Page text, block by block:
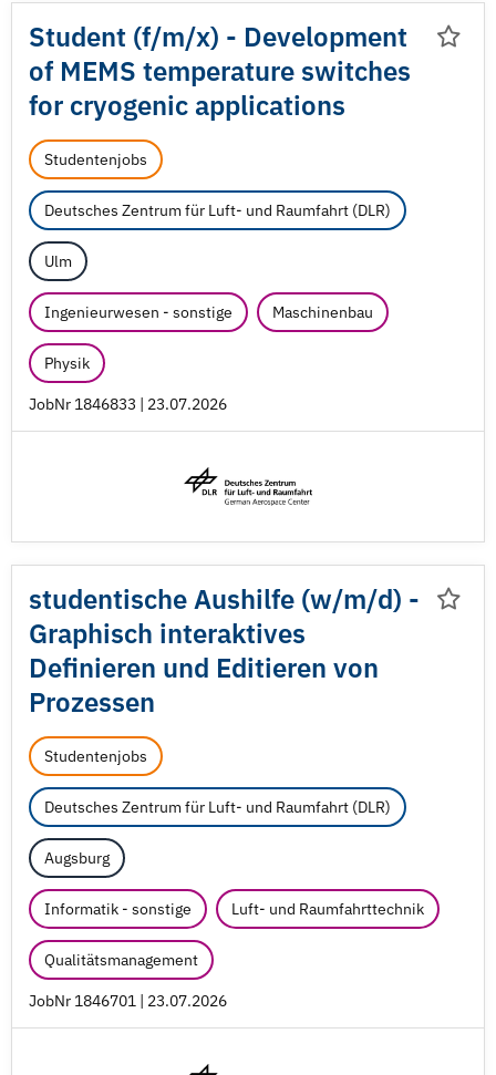
Student (f/m/x) - Development
of MEMS temperature switches
for cryogenic applications
Studentenjobs
Deutsches Zentrum für Luft- und Raumfahrt (DLR)
Ulm
Ingenieurwesen - sonstige Maschinenbau
Physik
JobNr 1846833 | 23.07.2026
studentische Aushilfe (w/m/d) -
Graphisch interaktives
Definieren und Editieren von
Prozessen
Studentenjobs
Deutsches Zentrum für Luft- und Raumfahrt (DLR)
Augsburg
Informatik - sonstige Luft- und Raumfahrttechnik
Qualitätsmanagement
JobNr 1846701 | 23.07.2026